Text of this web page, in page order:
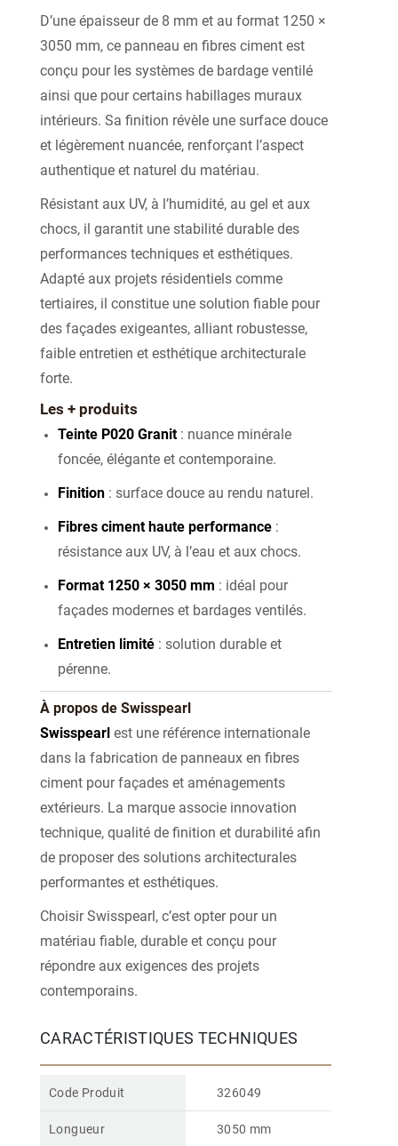
D’une épaisseur de 8 mm et au format 1250 ×
3050 mm, ce panneau en fibres ciment est
conçu pour les systèmes de bardage ventilé
ainsi que pour certains habillages muraux
intérieurs. Sa finition révèle une surface douce
et légèrement nuancée, renforçant l’aspect
authentique et naturel du matériau.
Résistant aux UV, à l’humidité, au gel et aux
chocs, il garantit une stabilité durable des
performances techniques et esthétiques.
Adapté aux projets résidentiels comme
tertiaires, il constitue une solution fiable pour
des façades exigeantes, alliant robustesse,
faible entretien et esthétique architecturale
forte.
Les + produits
Teinte P020 Granit: nuance minérale
foncée, élégante et contemporaine.
Finition : surface douce au rendu naturel.
Fibres ciment haute performance :
résistance aux UV, à l’eau et aux chocs.
Format 1250 × 3050 mm : idéal pour
façades modernes et bardages ventilés.
Entretien limité : solution durable et
pérenne.
À propos de Swisspearl
Swisspearl est une référence internationale
dans la fabrication de panneaux en fibres
ciment pour façades et aménagements
extérieurs. La marque associe innovation
technique, qualité de finition et durabilité afin
de proposer des solutions architecturales
performantes et esthétiques.
Choisir Swisspearl, c’est opter pour un
matériau fiable, durable et conçu pour
répondre aux exigences des projets
contemporains.
CARACTÉRISTIQUES TECHNIQUES
Code Produit 326049
Longueur 3050 mm